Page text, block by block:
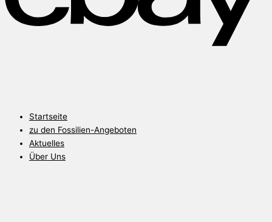
Startseite
zu den Fossilien-Angeboten
Aktuelles
Über Uns